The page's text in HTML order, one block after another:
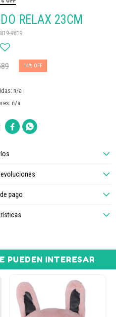
RELAX 23CM
9819
14
n/a
n/a
 
pago
PUEDEN INTERESAR